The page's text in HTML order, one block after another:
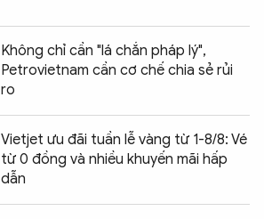
Không chỉ cần "lá chắn pháp lý",
Petrovietnam cần cơ chế chia sẻ rủi
ro
Vietjet ưu đãi tuần lễ vàng từ 1-8/8: Vé
từ 0 đồng và nhiều khuyến mãi hấp
dẫn